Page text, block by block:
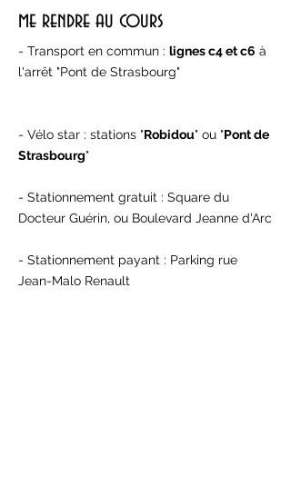
me rendre au cours
- Transport en commun : lignesc4 et c6 à
l'arrêt "Pont de Strasbourg"
- Vélo star : stations "Robidou" ou "Pont de
Strasbourg"
- Stationnement gratuit : Square du
Docteur Guérin, ou Boulevard Jeanne d'Arc
- Stationnement payant : Parking rue
Jean-Malo Renault